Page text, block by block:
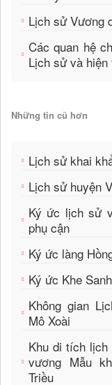
Lịch sử Vương
Các quan hệ
Lịch sử và hiện
Những tin cũ hơn
Lịch sử khai
Lịch sử huyện
Ký ức lịch sử
phụ cận
Ký ức làng
Ký ức Khe Sanh
Không gian
Mô Xoài
Khu di tích
vương Mẫu
Triều